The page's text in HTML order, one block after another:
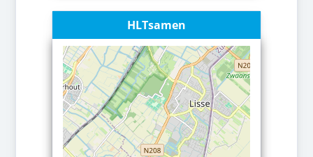
HLTsamen